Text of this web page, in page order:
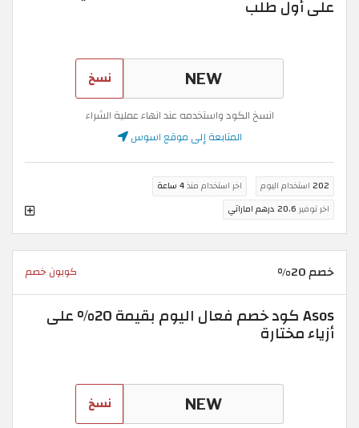
على أول طلب
نسخ
انسخ الكود واستخدمه عند انهاء عملية الشراء
المتابعة إلى موقع اسوس
202 استخدام اليوم اخر استخدام منذ4 ساعة
اخر توفير 20.6 درهم اماراتي
خصم 20% كوبون خصم
Asos كود خصم فعال اليوم بقيمة 20% على
أزياء مختارة
نسخ